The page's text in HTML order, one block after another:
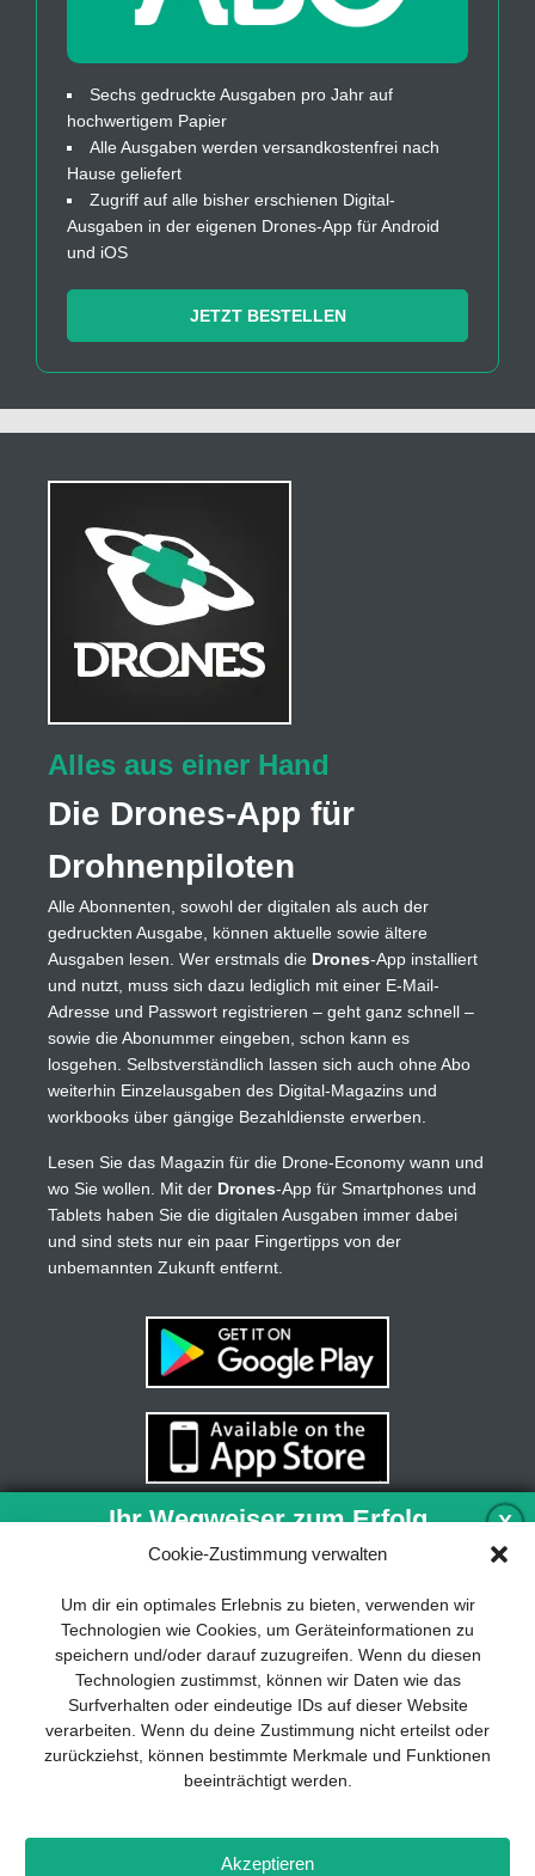
Cookie-Zustimmung verwalten
Um dir ein optimales Erlebnis zu bieten, verwenden wir
Technologien wie Cookies, um Geräteinformationen zu
speichern und/oder darauf zuzugreifen. Wenn du diesen
Technologien zustimmst, können wir Daten wie das
Surfverhalten oder eindeutige IDs auf dieser Website
verarbeiten. Wenn du deine Zustimmung nicht erteilst oder
zurückziehst, können bestimmte Merkmale und Funktionen
beeinträchtigt werden.
Akzeptieren
Sechs gedruckte Ausgaben pro Jahr auf
hochwertigem Papier
Alle Ausgaben werden versandkostenfrei nach
Hause geliefert
Zugriff auf alle bisher erschienen Digital-
Ausgaben in der eigenen Drones-App für Android
und iOS
JETZT BESTELLEN
Alles aus einer Hand
Die Drones-App für
Drohnenpiloten
Alle Abonnenten, sowohl der digitalen als auch der
gedruckten Ausgabe, können aktuelle sowie ältere
Ausgaben lesen. Wer erstmals die Drones-App installiert
und nutzt, muss sich dazu lediglich mit einer E-Mail-
Adresse und Passwort registrieren – geht ganz schnell –
sowie die Abonummer eingeben, schon kann es
losgehen. Selbstverständlich lassen sich auch ohne Abo
weiterhin Einzelausgaben des Digital-Magazins und
workbooks über gängige Bezahldienste erwerben.
Lesen Sie das Magazin für die Drone-Economy wann und
wo Sie wollen. Mit der Drones-App für Smartphones und
Tablets haben Sie die digitalen Ausgaben immer dabei
und sind stets nur ein paar Fingertipps von der
unbemannten Zukunft entfernt.
Impressum Datenschutz Kontakt Drones+
Magazin-
Mediadaten
X
Ihr Wegweiser zum Erfolg
nachhaltigen Geschäftsmodells sind für
jedes Unternehmen unverzichtbar. Das
Business Model Canvas hilft, sich dabei
auf das Wesentliche zu konzentrieren
und stets im Blick zu behalten, worauf es
wirklich ankommt.
Abonnieren Sie unseren kostenlosen
herunter: „Vom Produkt zum Business: